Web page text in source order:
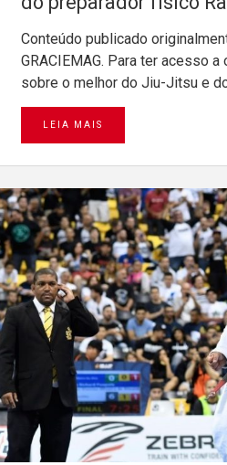
Conteúdo publicado
GRACIEMAG. Para ter acesso
sobre o melhor do Jiu-Jitsu e
LEIA MAIS